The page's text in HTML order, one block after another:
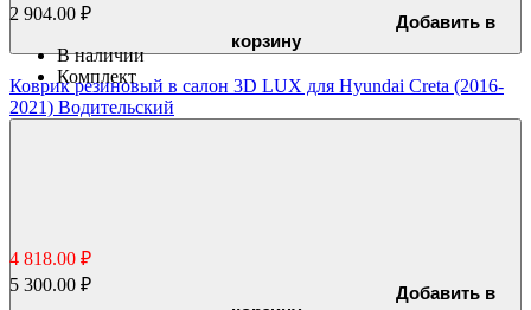
Добавить в
корзину
Коврик резиновый в салон 3D LUX для Hyundai Creta (2016-
2021) Водительский
2 904.00 ₽
В наличии
Комплект
Добавить в
4 818.00 ₽
5 300.00 ₽